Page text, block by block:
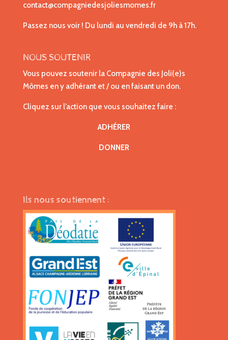
contact@compagniedesjoliesmomes.fr
Passez nous voir ! Du lundi au vendredi de 9h à 17h.
NOUS SOUTENIR
Vous pouvez soutenir la Compagnie des Joli(e)s
Mômes en y adhérant et / ou en faisant un don.
Cliquez sur l’action que vous souhaitez faire :
ADHÉRER
DONNER
Ils nous soutiennent :